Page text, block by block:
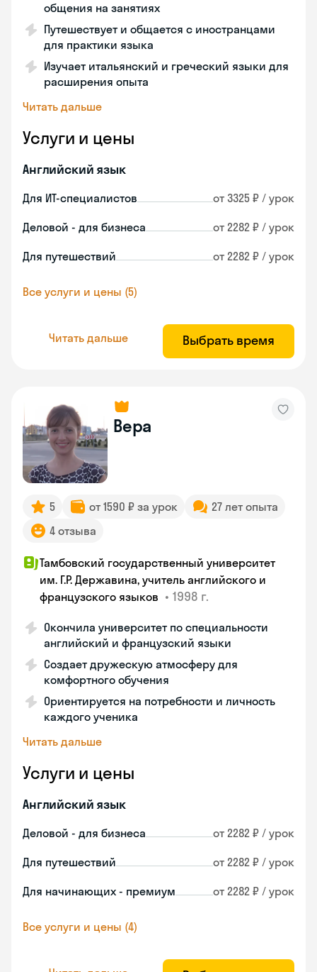
общения на занятиях
Путешествует и общается с иностранцами
для практики языка
Изучает итальянский и греческий языки для
расширения опыта
Читать дальше
Услуги и цены
Английский язык
Для ИТ-специалистов от 3325 ₽ / урок
Деловой - для бизнеса от 2282 ₽ / урок
Для путешествий от 2282 ₽ / урок
Все услуги и цены (5)
Читать дальше Выбрать время
Вера
5 от 1590 ₽ за урок
27 лет опыта
4 отзыва
Тамбовский государственный университет
им. Г.Р. Державина, учитель английского и
французского языков • 1998 г.
Окончила университет по специальности
английский и французский языки
Создает дружескую атмосферу для
комфортного обучения
Ориентируется на потребности и личность
каждого ученика
Читать дальше
Услуги и цены
Английский язык
Деловой - для бизнеса от 2282 ₽ / урок
Для путешествий от 2282 ₽ / урок
Для начинающих - премиум от 2282 ₽ / урок
Все услуги и цены (4)